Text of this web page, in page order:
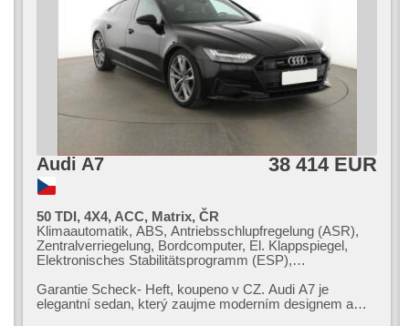
Audi A7 38 414 EUR
50 TDI, 4X4, ACC, Matrix, ČR
Klimaautomatik, ABS, Antriebsschlupfregelung (ASR),
Zentralverriegelung, Bordcomputer, El. Klappspiegel,
Elektronisches Stabilitätsprogramm (ESP),
Scheibenwischersensor, starten per Taste, Sportsitze,
Reifendrucksensor, Alarmanlage, El. einstellbare Sitze,
Garantie Scheck​- Heft,​ koupeno v CZ. Audi A7 je
elegantní sedan,​ který zaujme moderním designem a